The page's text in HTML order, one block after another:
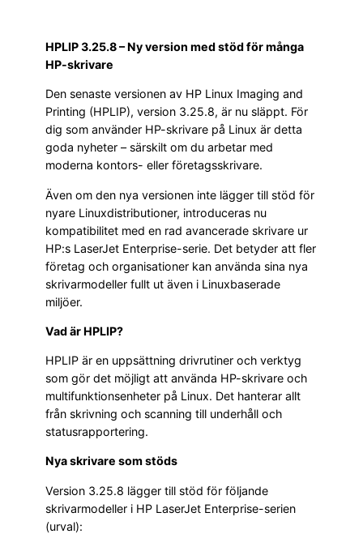
HPLIP 3.25.8 – Ny version med stöd för många
HP-skrivare
Den senaste versionen av HP Linux Imaging and
Printing (HPLIP), version 3.25.8, är nu släppt. För
dig som använder HP-skrivare på Linux är detta
goda nyheter – särskilt om du arbetar med
moderna kontors- eller företagsskrivare.
Även om den nya versionen inte lägger till stöd för
nyare Linuxdistributioner, introduceras nu
kompatibilitet med en rad avancerade skrivare ur
HP:s LaserJet Enterprise-serie. Det betyder att fler
företag och organisationer kan använda sina nya
skrivarmodeller fullt ut även i Linuxbaserade
miljöer.
Vad är HPLIP?
HPLIP är en uppsättning drivrutiner och verktyg
som gör det möjligt att använda HP-skrivare och
multifunktionsenheter på Linux. Det hanterar allt
från skrivning och scanning till underhåll och
statusrapportering.
Nya skrivare som stöds
Version 3.25.8 lägger till stöd för följande
skrivarmodeller i HP LaserJet Enterprise-serien
(urval):